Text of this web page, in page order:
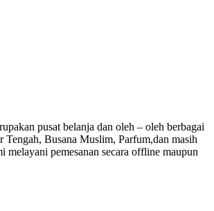
pusat belanja dan oleh – oleh berbagai
Tengah, Busana Muslim, Parfum,dan masih
melayani pemesanan secara offline maupun